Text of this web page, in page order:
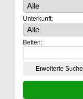
Unterkunft:
Betten:
Erweiterte Suche